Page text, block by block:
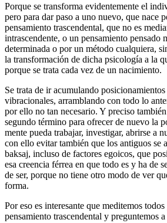
Porque se transforma evidentemente el
pero para dar paso a uno nuevo, que nace
pensamiento trascendental, que no es
intrascendente, o un pensamiento pensado
determinada o por un método cualquiera,
la transformación de dicha psicología a la
porque se trata cada vez de un nacimiento.
Se trata de ir acumulando posicionamientos
vibracionales, arramblando con todo lo
por ello no tan necesario. Y preciso
segundo término para ofrecer de nuevo la
mente pueda trabajar, investigar, abrirse a
con ello evitar también que los antiguos se
baksaj, incluso de factores egoicos, que
esa creencia férrea en que todo es y ha de
de ser, porque no tiene otro modo de ver
forma.
Por eso es interesante que meditemos
pensamiento trascendental y preguntemos